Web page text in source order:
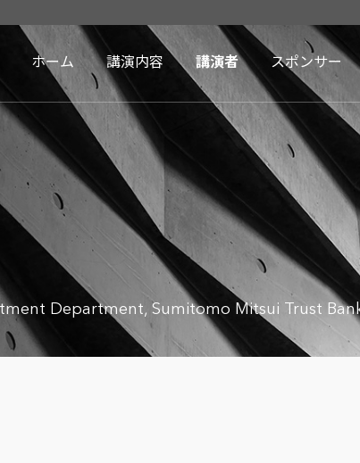
ホーム 講演内容 講演者 スポンサー
Department, Sumitomo Mitsui Trust